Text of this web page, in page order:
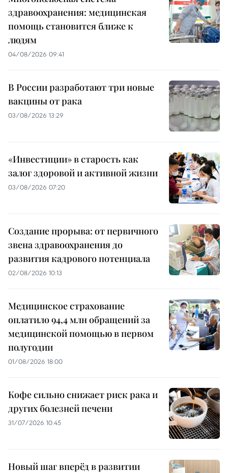
здравоохранения: медицинская
помощь становится ближе к
людям
04/08/2026 09:41
В России разработают три новые
вакцины от рака
03/08/2026 13:29
«Инвестиции» в старость как
залог здоровой и активной жизни
03/08/2026 07:20
Создание прорыва: от первичного
звена здравоохранения до
развития кадрового потенциала
02/08/2026 10:13
Медицинское страхование
оплатило 94,4 млн обращений за
медицинской помощью в первом
полугодии
01/08/2026 18:00
Кофе сильно снижает риск рака и
других болезней печени
31/07/2026 10:45
Новый шаг вперёд в развитии